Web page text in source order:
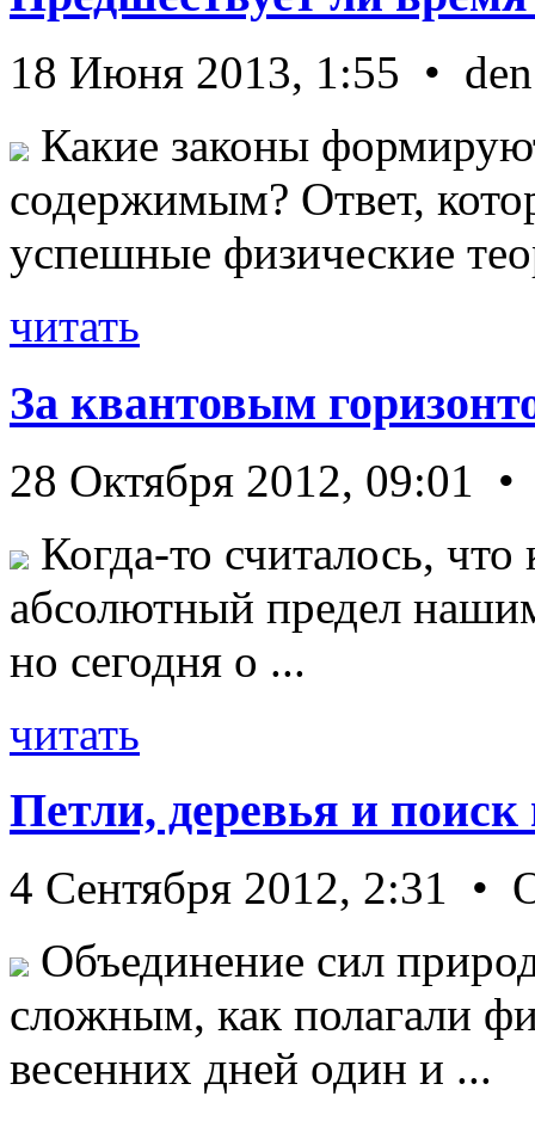
18 Июня 2013, 1:55 • den
Какие законы
содержимым? Ответ,
успешные физические
читать
За квантовым
28 Октября 2012, 09:01
Когда-то считалось, что
абсолютный предел
но сегодня о ...
читать
Петли, деревья и
4 Сентября 2012, 2:31 •
Объединение сил
сложным, как полагали
весенних дней один и ...